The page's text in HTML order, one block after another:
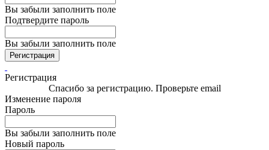
Вы забыли заполнить поле
Подтвердите пароль
Вы забыли заполнить поле
Регистрация
Регистрация
Спасибо за регистрацию. Проверьте email
Изменение пароля
Пароль
Вы забыли заполнить поле
Новый пароль